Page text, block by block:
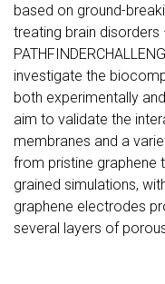
based on ground-
treating brain disorders
investigate the
both experimentally
aim to validate the
membranes and a
from pristine graphene
grained simulations,
graphene electrodes
several layers of